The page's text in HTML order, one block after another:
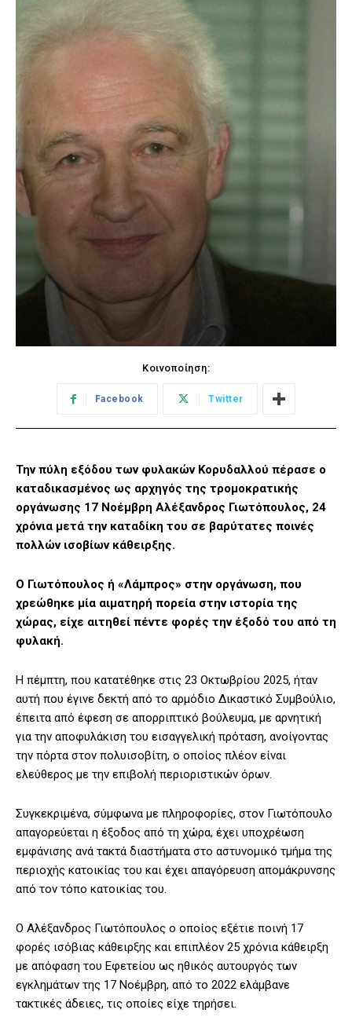
Κοινοποίηση:
Facebook Twitter
Την πύλη εξόδου των φυλακών Κορυδαλλού πέρασε ο
καταδικασμένος ως αρχηγός της τρομοκρατικής
οργάνωσης 17 Νοέμβρη Αλέξανδρος Γιωτόπουλος, 24
χρόνια μετά την καταδίκη του σε βαρύτατες ποινές
πολλών ισοβίων κάθειρξης.
Ο Γιωτόπουλος ή «Λάμπρος» στην οργάνωση, που
χρεώθηκε μία αιματηρή πορεία στην ιστορία της
χώρας, είχε αιτηθεί πέντε φορές την έξοδό του από τη
φυλακή.
Η πέμπτη, που κατατέθηκε στις 23 Οκτωβρίου 2025, ήταν
αυτή που έγινε δεκτή από το αρμόδιο Δικαστικό Συμβούλιο,
έπειτα από έφεση σε απορριπτικό βούλευμα, με αρνητική
για την αποφυλάκιση του εισαγγελική πρόταση, ανοίγοντας
την πόρτα στον πολυισοβίτη, ο οποίος πλέον είναι
ελεύθερος με την επιβολή περιοριστικών όρων.
Συγκεκριμένα, σύμφωνα με πληροφορίες, στον Γιωτόπουλο
απαγορεύεται η έξοδος από τη χώρα, έχει υποχρέωση
εμφάνισης ανά τακτά διαστήματα στο αστυνομικό τμήμα της
περιοχής κατοικίας του και έχει απαγόρευση απομάκρυνσης
από τον τόπο κατοικίας του.
Ο Αλέξανδρος Γιωτόπουλος ο οποίος εξέτιε ποινή 17
φορές ισόβιας κάθειρξης και επιπλέον 25 χρόνια κάθειρξη
με απόφαση του Εφετείου ως ηθικός αυτουργός των
εγκλημάτων της 17 Νοέμβρη, από το 2022 ελάμβανε
τακτικές άδειες, τις οποίες είχε τηρήσει.